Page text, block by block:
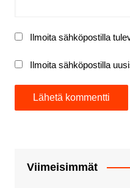
Ilmoita sähköpostilla
Ilmoita sähköpostilla
Viimeisimmät